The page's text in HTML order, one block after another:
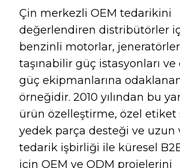
Çin merkezli OEM tedarikini
değerlendiren distribütörler
benzinli motorlar,
taşınabilir güç istasyonları ve
güç ekipmanlarına
örneğidir. 2010 yılından bu
ürün özelleştirme, özel etiket
yedek parça desteği ve uzun
tedarik işbirliği ile küresel
için OEM ve ODM projelerini